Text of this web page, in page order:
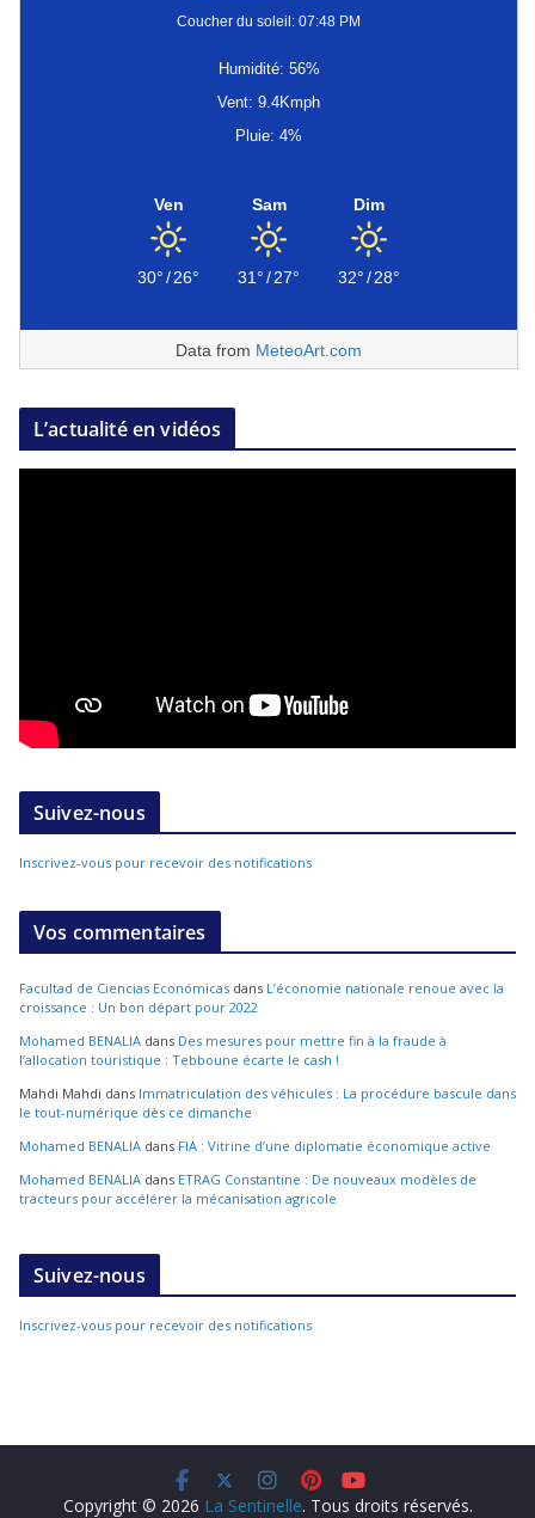
Coucher du soleil: 07:48 PM
Humidité: 56%
Vent: 9.4Kmph
Pluie: 4%
Ven
30°/26°
Sam
31°/27°
Dim
32°/28°
Data from MeteoArt.com
L’actualité en vidéos
Suivez-nous
Inscrivez-vous pour recevoir des notifications
Vos commentaires
Facultad de Ciencias Económicas dans L’économie nationale renoue avec la
croissance : Un bon départ pour 2022
Mohamed BENALIA dans Des mesures pour mettre fin à la fraude à
l’allocation touristique : Tebboune écarte le cash !
Mahdi Mahdi dans Immatriculation des véhicules : La procédure bascule dans
le tout-numérique dès ce dimanche
Mohamed BENALIA dans FIA : Vitrine d’une diplomatie économique active
Mohamed BENALIA dans ETRAG Constantine : De nouveaux modèles de
tracteurs pour accélérer la mécanisation agricole
Suivez-nous
Inscrivez-vous pour recevoir des notifications
Copyright © 2026 La Sentinelle. Tous droits réservés.